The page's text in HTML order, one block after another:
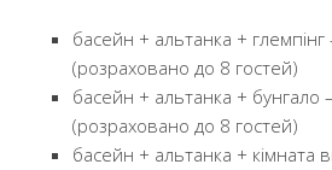
басейн + альтанка +
(розраховано до 8 гостей)
басейн + альтанка + бунгало
(розраховано до 8 гостей)
басейн + альтанка + кімната